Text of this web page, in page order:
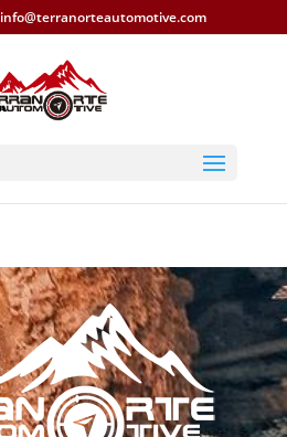
info@terranorteautomotive.com